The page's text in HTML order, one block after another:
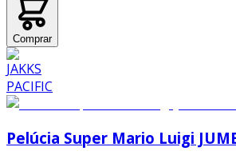
Comprar
Pelúcia Super Mario Luigi